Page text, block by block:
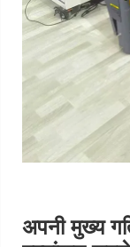
अपनी मुख्य